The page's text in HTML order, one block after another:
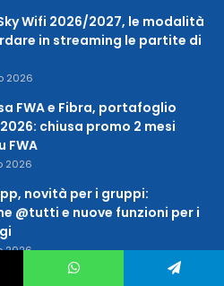
Wifi 2026/2027, le modalità
in streaming le partite di
2026
FWA e Fibra, portafoglio
chiusa promo 2 mesi
FWA
2026
novità per i gruppi:
@tutti e nuove funzioni per i
2026
rinnova fino al 2028 la Liga